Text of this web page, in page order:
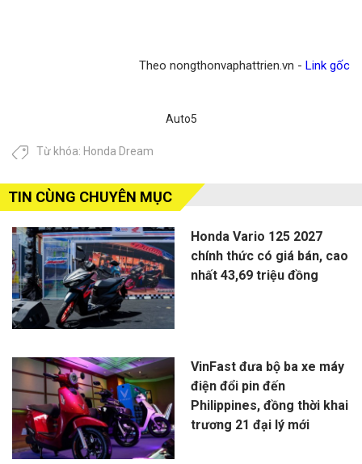
Theo nongthonvaphattrien.vn - Link gốc
Auto5
Từ khóa: Honda Dream
TIN CÙNG CHUYÊN MỤC
Honda Vario 125 2027
chính thức có giá bán, cao
nhất 43,69 triệu đồng
VinFast đưa bộ ba xe máy
điện đổi pin đến
Philippines, đồng thời khai
trương 21 đại lý mới